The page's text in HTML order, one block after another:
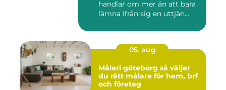
handlar om mer än att bara
lämna ifrån sig en uttjän...
05. aug
Måleri göteborg så väljer
du rätt målare för hem, brf
och företag